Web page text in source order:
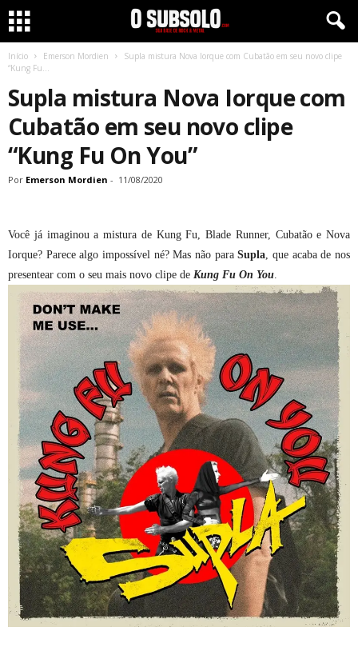
Início Emerson Mordien
Supla mistura Nova Iorque com Cubatão em seu novo clipe
“Kung Fu...
Supla mistura Nova Iorque com
Cubatão em seu novo clipe
“Kung Fu On You”
Por Emerson Mordien - 11/08/2020
Você já imaginou a mistura de Kung Fu, Blade Runner, Cubatão e Nova
Iorque? Parece algo impossível né? Mas não paraSupla, que acaba de nos
presentear com o seu mais novo clipe de Kung Fu On You.